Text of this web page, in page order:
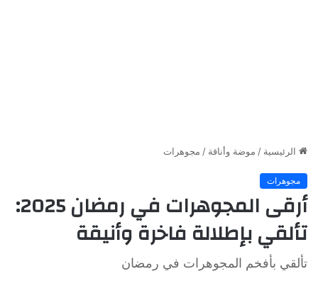
الرئيسية / موضة وأناقة / مجوهرات
مجوهرات
أرقى المجوهرات في رمضان 2025:
تألقي بإطلالة فاخرة وأنيقة
تألقي بأفخم المجوهرات في رمضان